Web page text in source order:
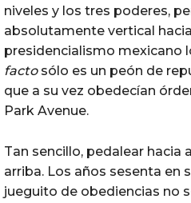
niveles y los tres poderes,
absolutamente vertical hacia
presidencialismo mexicano
factosólo es un peón de
que a su vez obedecían
Park Avenue.
Tan sencillo, pedalear hacia
arriba. Los años sesenta en
jueguito de obediencias no